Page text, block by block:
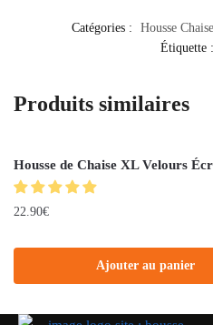
Catégories : Housse Chaise
Étiquette :
Produits similaires
Housse de Chaise XL Velours
22.90€
Ajouter au panier